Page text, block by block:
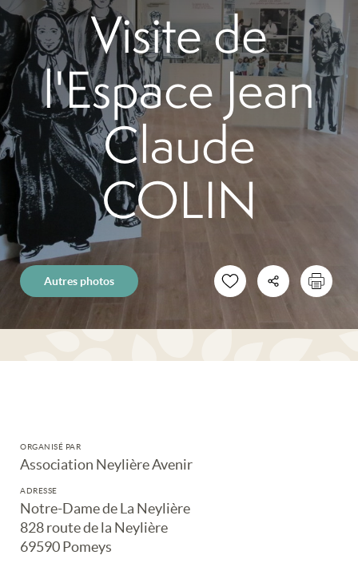
Visite de
l'Espace Jean
Claude
COLIN
Autres photos
ORGANISÉ PAR
Association Neylière Avenir
ADRESSE
Notre-Dame de La Neylière
828 route de la Neylière
69590 Pomeys